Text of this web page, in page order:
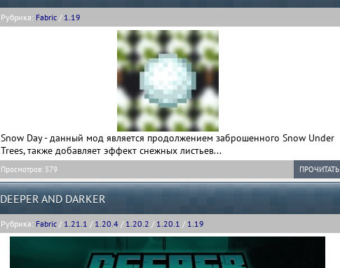
Рубрика: Fabric / 1.19
Snow Day - данный мод является продолжением заброшенного Snow Under
Trees, также добавляет эффект снежных листьев...
ПРОЧИТАТЬ
Просмотров: 579
DEEPER AND DARKER
Рубрика: Fabric / 1.21.1 / 1.20.4 / 1.20.2 / 1.20.1 / 1.19